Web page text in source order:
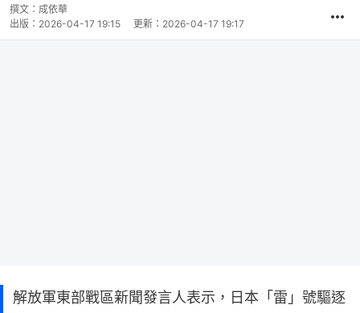
撰文： 成依華
出版： 2026-04-17 19:15 更新： 2026-04-17 19:17
解放軍東部戰區新聞發言人表示，日本「雷」號驅逐